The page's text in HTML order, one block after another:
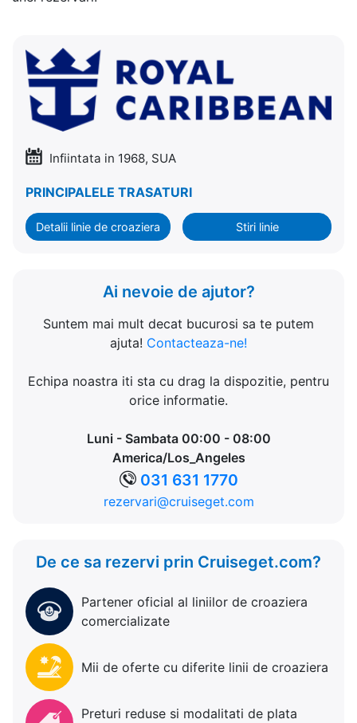
Infiintata in 1968, SUA
PRINCIPALELE TRASATURI
Detalii linie de croaziera Stiri linie
Ai nevoie de ajutor?
Suntem mai mult decat bucurosi sa te putem
ajuta! Contacteaza-ne!
Echipa noastra iti sta cu drag la dispozitie, pentru
orice informatie.
Luni - Sambata 00:00 - 08:00
America/Los_Angeles
031 631 1770
rezervari@cruiseget.com
De ce sa rezervi prin Cruiseget.com?
Partener oficial al liniilor de croaziera
comercializate
Mii de oferte cu diferite linii de croaziera
Preturi reduse si modalitati de plata